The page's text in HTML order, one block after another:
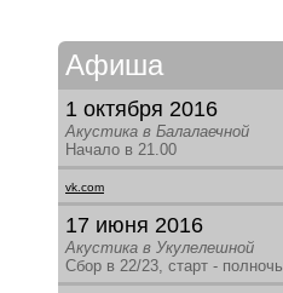
Афиша
1 октября 2016
Акустика в Балалаечной
Начало в 21.00
vk.com
17 июня 2016
Акустика в Укулелешной
Сбор в 22/23, старт - полночь